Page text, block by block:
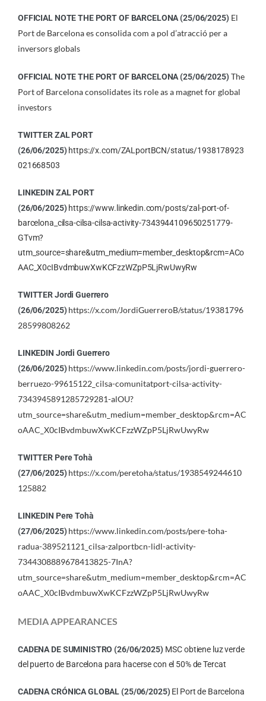
OFFICIAL NOTE THEPORT OF BARCELONA(25/06/2025) El
Port de Barcelona es consolida com a pol d’atracció per a
inversors globals
OFFICIAL NOTE THEPORT OF BARCELONA(25/06/2025) The
Port of Barcelona consolidates its role as a magnet for global
investors
TWITTER ZAL PORT
(26/06/2025) https://x.com/ZALportBCN/status/1938178923
021668503
LINKEDIN ZAL PORT
(26/06/2025) https://www.linkedin.com/posts/zal-port-of-
barcelona_cilsa-cilsa-cilsa-activity-7343944109650251779-
GTvm?
utm_source=share&utm_medium=member_desktop&rcm=ACo
AAC_X0cIBvdmbuwXwKCFzzWZpP5LjRwUwyRw
TWITTERJordi Guerrero
(26/06/2025) https://x.com/JordiGuerreroB/status/19381796
28599808262
LINKEDIN Jordi Guerrero
(26/06/2025) https://www.linkedin.com/posts/jordi-guerrero-
berruezo-99615122_cilsa-comunitatport-cilsa-activity-
7343945891285729281-alOU?
utm_source=share&utm_medium=member_desktop&rcm=AC
oAAC_X0cIBvdmbuwXwKCFzzWZpP5LjRwUwyRw
TWITTER Pere Tohà
(27/06/2025) https://x.com/peretoha/status/1938549244610
125882
LINKEDIN Pere Tohà
(27/06/2025) https://www.linkedin.com/posts/pere-toha-
radua-389521121_cilsa-zalportbcn-lidl-activity-
7344308889678413825-7InA?
utm_source=share&utm_medium=member_desktop&rcm=AC
oAAC_X0cIBvdmbuwXwKCFzzWZpP5LjRwUwyRw
MEDIA APPEARANCES
CADENA DE SUMINISTRO (26/06/2025) MSC obtiene luz verde
del puerto de Barcelona para hacerse con el 50% de Tercat
CADENACRÓNICA GLOBAL (25/06/2025) El Port de Barcelona